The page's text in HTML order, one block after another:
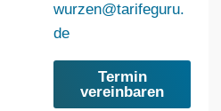
wurzen@tarifeguru.
de
Termin
vereinbaren